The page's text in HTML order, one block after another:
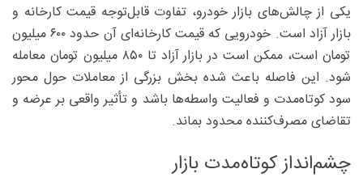
یکی از چالش‌های بازار خودرو، تفاوت قابل‌توجه قیمت کارخانه و
بازار آزاد است. خودرویی که قیمت کارخانه‌ای آن حدود ۶۰۰ میلیون
تومان است، ممکن است در بازار آزاد تا ۸۵۰ میلیون تومان معامله
شود. این فاصله باعث شده بخش بزرگی از معاملات حول محور
سود کوتاه‌مدت و فعالیت واسطه‌ها باشد و تأثیر واقعی بر عرضه و
تقاضای مصرف‌کننده محدود بماند.
چشم‌انداز کوتاه‌مدت بازار